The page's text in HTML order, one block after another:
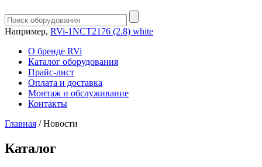
Например, RVi-1NCT2176 (2.8) white
О бренде RVi
Каталог оборудования
Прайс-лист
Оплата и доставка
Монтаж и обслуживание
Контакты
Главная /Новости
Каталог